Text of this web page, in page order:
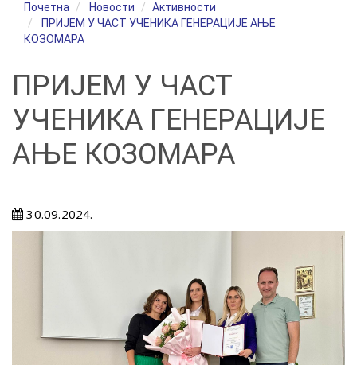
Почетна Новости
Активности
ПРИЈЕМ У ЧАСТ УЧЕНИКА ГЕНЕРАЦИЈЕ АЊЕ
КОЗОМАРА
ПРИЈЕМ У ЧАСТ
УЧЕНИКА ГЕНЕРАЦИЈЕ
АЊЕ КОЗОМАРА
30.09.2024.